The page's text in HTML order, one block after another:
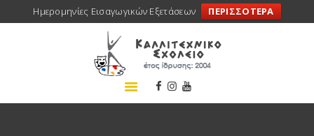
Ημερομηνίες Εισαγωγικών Εξετάσεων ΠΕΡΙΣΣΟΤΕΡΑ
ΑΡΧΙΚΗ